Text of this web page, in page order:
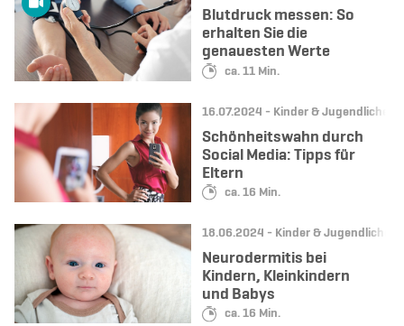
Lesedauer:
ca. 11 Min.
Blutdruck messen: So
erhalten Sie die
genauesten Werte
Datum:
16.07.2024 - Kategorie:
Kinder & Jugendliche
Lesedauer:
ca. 16 Min.
Schönheitswahn durch
Social Media: Tipps für
Eltern
Datum:
18.06.2024 - Kategorie:
Kinder & Jugendliche
Lesedauer:
ca. 16 Min.
Neurodermitis bei
Kindern, Kleinkindern
und Babys